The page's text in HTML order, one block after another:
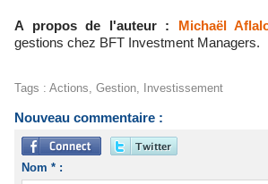
A propos de l'auteur : Michaël
gestions chez BFT Investment Managers.
Tags : Actions Gestion Investissement
Nouveau commentaire :
Nom * :